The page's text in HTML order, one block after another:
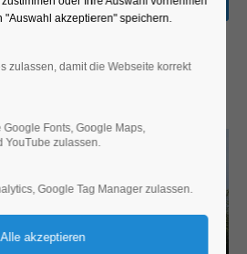
2,5 Std.
"Auswahl akzeptieren" speichern.
zulassen, damit die Webseite korrekt
Fonts, Google Maps,
YouTube zulassen.
Google Tag Manager zulassen.